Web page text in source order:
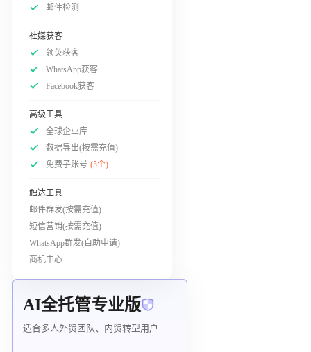
邮件检测
社媒获客
领英获客
WhatsApp获客
Facebook获客
高级工具
全球企业库
数据导出(按需充值)
免费子账号 (5个)
触达工具
邮件群发(按需充值)
短信营销(按需充值)
WhatsApp群发(自助申请)
商机中心
AI全托管专业版
适合多人外贸团队、内贸转型用户